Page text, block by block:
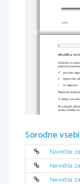
© RIC 2009
2
SPLOŠNA
Učiteljice in uč
popravna
9
pravilen
//
nepravilen
/
      ni      odgovora
Popravna
V naloge
Pri nalogah
učenec/učenka
odgovora ne
Nejasne popravke
Sorodne
Navodila
Navodila
Navodila